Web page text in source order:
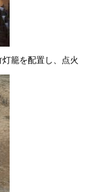
し、点火